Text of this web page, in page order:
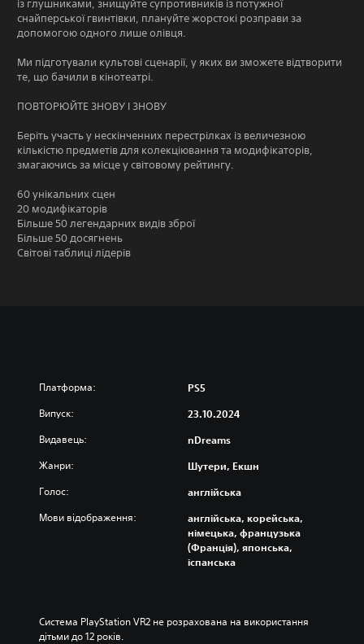
із глушниками, знищуйте супротивників із потужної
снайперської гвинтівки, плануйте жорстокі розправи за
допомогою одного лише олівця.
Ми підготували культові сценарії, у яких ви зможете відтворити
те, що бачили в кінотеатрі.
ПОВТОРЮЙТЕ ЗНОВУ І ЗНОВУ
Беріть участь у нескінченних перестрілках із величезною
кількістю предметів для колекціювання та модифікаторів,
змагаючись за місце у світовому рейтингу.
60 унікальних сцен
20 модифікаторів
Більше 50 легендарних видів зброї
Більше 50 досягнень
Світові таблиці лідерів
Платформа: PS5
Випуск: 23.10.2024
Видавець: nDreams
Жанри: Шутери, Екшн
Голос: англійська
Мови відображення:
англійська, корейська,
німецька, французька
(Франція), японська,
іспанська
Система PlayStation VR2 не розрахована на використання
дітьми до 12 років.